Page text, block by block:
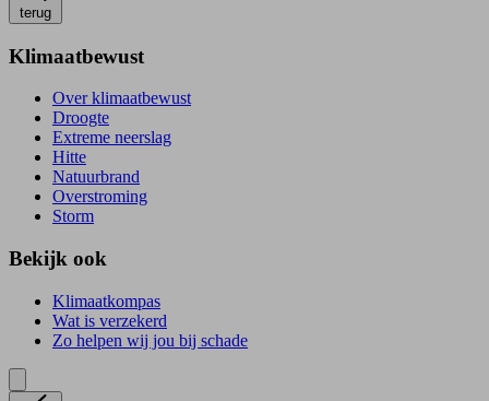
terug
Klimaatbewust
Over klimaatbewust
Droogte
Extreme neerslag
Hitte
Natuurbrand
Overstroming
Storm
Bekijk ook
Klimaatkompas
Wat is verzekerd
Zo helpen wij jou bij schade